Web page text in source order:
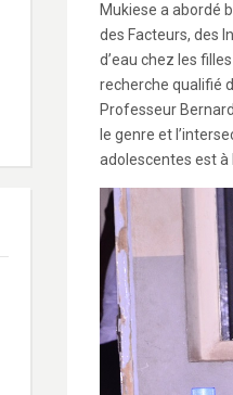
Mukiese a abordé
des Facteurs, des
d’eau chez les
recherche qualifié
Professeur
le genre et
adolescentes est à